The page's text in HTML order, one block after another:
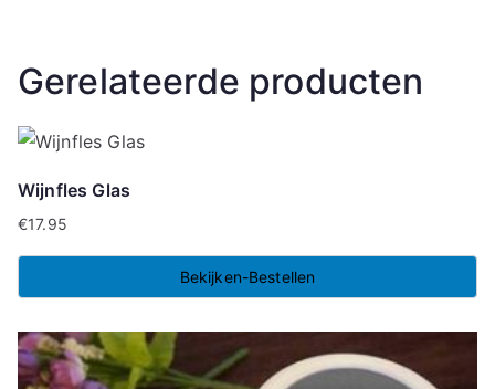
Gerelateerde producten
Wijnfles Glas
€17.95
Bekijken-Bestellen